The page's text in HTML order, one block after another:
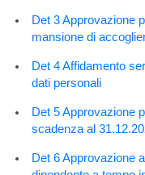
Det 3 Approvazione
mansione di
Det 4 Affidamento
dati personali
Det 5 Approvazione
scadenza al
Det 6 Approvazione